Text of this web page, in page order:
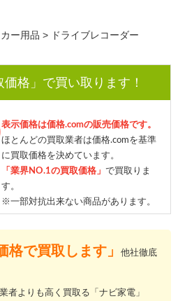
ー用品 > ドライブレコーダー
価格」で買い取ります！
表示価格は価格.comの販売価格です。
ほとんどの買取業者は価格.comを基準
に買取価格を決めています。
「業界NO.1の買取価格」 で買取りま
す。
※一部対抗出来ない商品があります。
格で買取します」
他社徹底
者よりも高く買取る「ナビ家電」